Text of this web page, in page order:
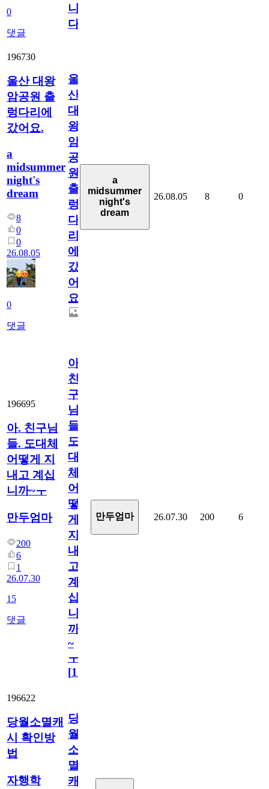
0
댓글
니
다
196730
울산 대왕
암공원 출
렁다리에
갔어요.
a
midsummer
night's
dream
8
0
0
26.08.05
0
댓글
울
산
대
왕
암
공
원
출
렁
다
리
에
갔
어
요.
a
midsummer
night's
dream
26.08.05 8 0
196695
아. 친구님
들. 도대체
어떻게 지
내고 계십
니까~ㅜ
만두엄마
200
6
1
26.07.30
15
댓글
아.
친
구
님
들.
도
대
체
어
떻
게
지
내
고
계
십
니
까
~
ㅜ
[15
만두엄마 26.07.30 200 6
196622
당월소멸캐
시 확인방
법
자행학
당
월
소
멸
캐